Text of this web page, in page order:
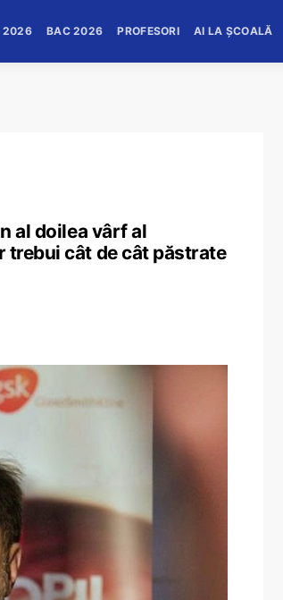
2026 BAC 2026 PROFESORI AI LA ȘCOALĂ
al doilea vârf al
cât de cât păstrate